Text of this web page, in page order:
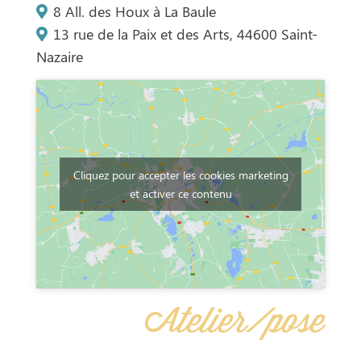
8 All. des Houx à La Baule
13 rue de la Paix et des Arts, 44600 Saint-
Nazaire
Cliquez pour accepter les cookies marketing
et activer ce contenu
Atelier/pose